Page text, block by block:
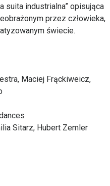
suita industrialna” opisująca
przez człowieka,
świecie.
Maciej Frąckiweicz,
Sitarz, Hubert Zemler